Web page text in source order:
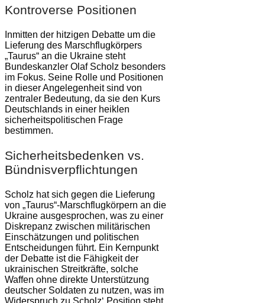
Kontroverse Positionen
Inmitten der hitzigen Debatte um die
Lieferung des Marschflugkörpers
„Taurus“ an die Ukraine steht
Bundeskanzler Olaf Scholz besonders
im Fokus. Seine Rolle und Positionen
in dieser Angelegenheit sind von
zentraler Bedeutung, da sie den Kurs
Deutschlands in einer heiklen
sicherheitspolitischen Frage
bestimmen.
Sicherheitsbedenken vs.
Bündnisverpflichtungen
Scholz hat sich gegen die Lieferung
von „Taurus“-Marschflugkörpern an die
Ukraine ausgesprochen, was zu einer
Diskrepanz zwischen militärischen
Einschätzungen und politischen
Entscheidungen führt. Ein Kernpunkt
der Debatte ist die Fähigkeit der
ukrainischen Streitkräfte, solche
Waffen ohne direkte Unterstützung
deutscher Soldaten zu nutzen, was im
Widerspruch zu Scholz‘ Position steht.